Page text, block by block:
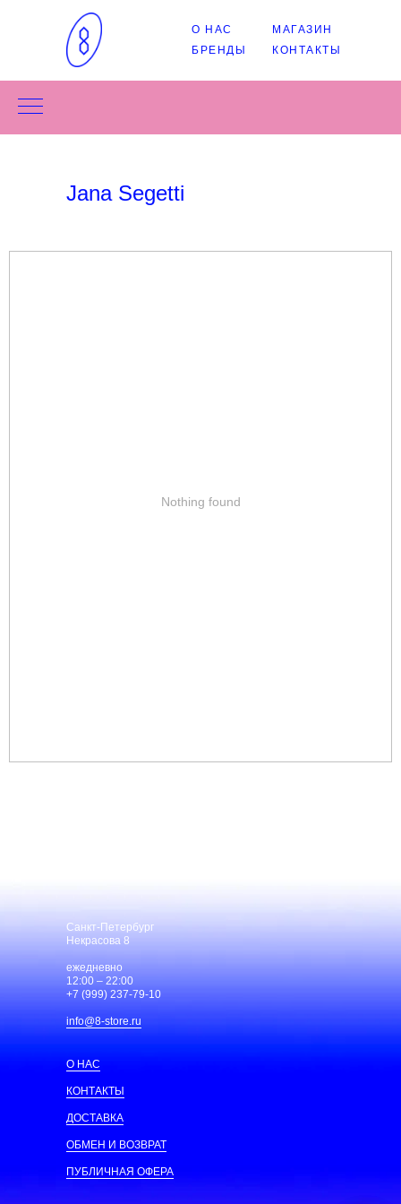
О НАС
МАГАЗИН
КОНТАКТЫ
БРЕНДЫ
Jana Segetti
Nothing found
Санкт-Петербург
Некрасова 8
ежедневно
12:00 – 22:00
+7 (999) 237-79-10
info@8-store.ru
О НАС
КОНТАКТЫ
ДОСТАВКА
ОБМЕН И ВОЗВРАТ
ПУБЛИЧНАЯ ОФЕРА